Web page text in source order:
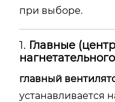
при выборе.
1. Главные (
нагнетательного
главный
устанавливается